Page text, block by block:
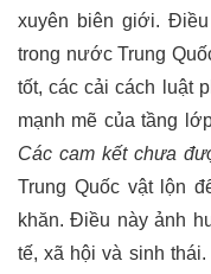
xuyên biên giới.
trong nước Trung
tốt, các cải cách luật
mạnh mẽ của tầng
Các cam kết chưa
Trung Quốc vật lộn
khăn. Điều này ảnh
tế, xã hội và sinh